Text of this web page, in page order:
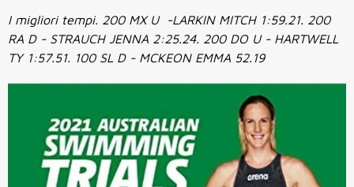
I migliori tempi. 200 MX U -LARKIN MITCH 1:59.21. 200
RA D - STRAUCH JENNA 2:25.24. 200 DO U - HARTWELL
TY 1:57.51. 100 SL D - MCKEON EMMA 52.19